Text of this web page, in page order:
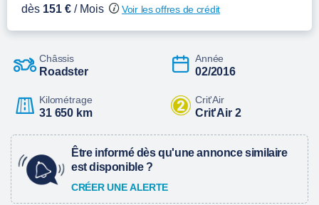
dès 151 € / Mois Voir les offres de crédit
Châssis
Roadster
Année
02/2016
Kilométrage
31 650 km
Crit'Air
Crit'Air 2
Être informé dès qu'une annonce similaire
est disponible ?
CRÉER UNE ALERTE